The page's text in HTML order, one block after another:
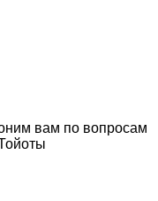
вам по вопросам